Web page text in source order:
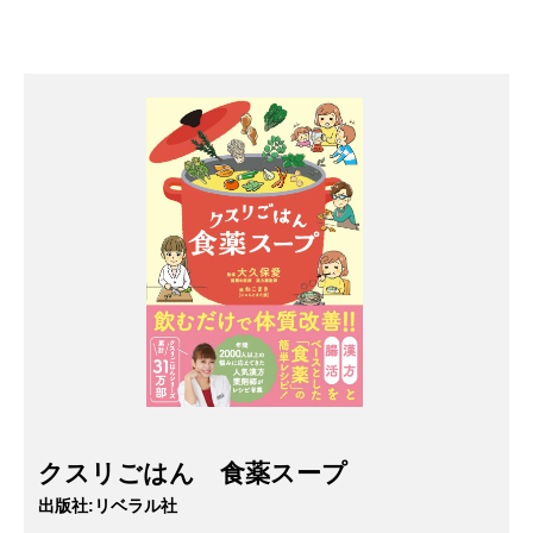
クスリごはん 食薬スープ
出版社: リベラル社